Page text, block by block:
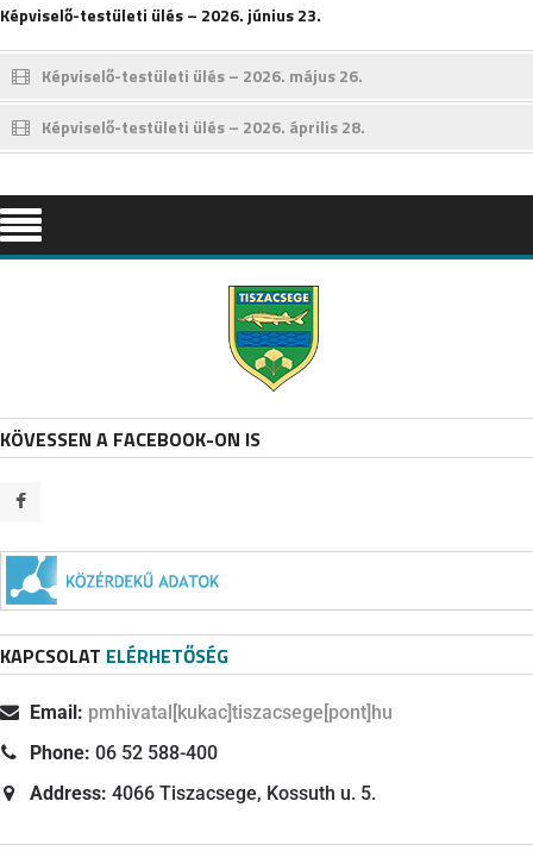
Képviselő-testületi ülés – 2026. június 23.
Képviselő-testületi ülés – 2026. május 26.
Képviselő-testületi ülés – 2026. április 28.
KÖVESSEN A FACEBOOK-ON IS
KAPCSOLAT ELÉRHETŐSÉG
Email: pmhivatal[kukac]tiszacsege[pont]hu
Phone: 06 52 588-400
Address: 4066 Tiszacsege, Kossuth u. 5.